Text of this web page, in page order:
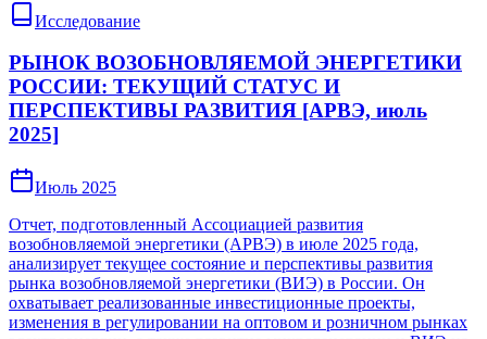
Исследование
РЫНОК ВОЗОБНОВЛЯЕМОЙ ЭНЕРГЕТИКИ
РОССИИ: ТЕКУЩИЙ СТАТУС И
ПЕРСПЕКТИВЫ РАЗВИТИЯ [АРВЭ, июль
2025]
Июль 2025
Отчет, подготовленный Ассоциацией развития
возобновляемой энергетики (АРВЭ) в июле 2025 года,
анализирует текущее состояние и перспективы развития
рынка возобновляемой энергетики (ВИЭ) в России. Он
охватывает реализованные инвестиционные проекты,
изменения в регулировании на оптовом и розничном рынках